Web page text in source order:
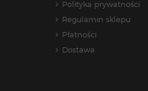
Polityka prywatności
Regulamin sklepu
Płatności
Dostawa